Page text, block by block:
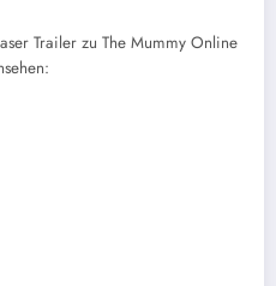
Trailer zu The Mummy Online